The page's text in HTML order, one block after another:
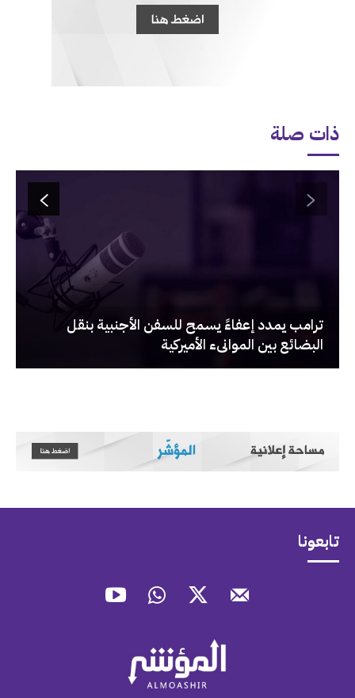
ذات صلة
‏ترامب يمدد إعفاءً يسمح للسفن الأجنبية بنقل
البضائع بين الموانىء الأميركية
تابعونا